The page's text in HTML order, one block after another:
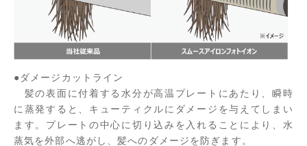
●ダメージカットライン
髪の表面に付着する水分が高温プレートにあたり、瞬時
に蒸発すると、キューティクルにダメージを与えてしまい
ます。プレートの中心に切り込みを入れることにより、水
蒸気を外部へ逃がし、髪へのダメージを防ぎます。